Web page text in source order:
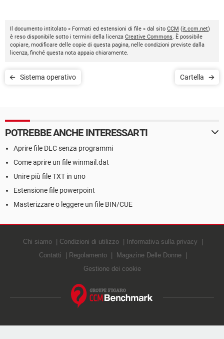
Il documento intitolato « Formati ed estensioni di file » dal sito CCM (it.ccm.net)
è reso disponibile sotto i termini della licenza Creative Commons. È possibile
copiare, modificare delle copie di questa pagina, nelle condizioni previste dalla
licenza, finché questa nota appaia chiaramente.
Sistema operativo Cartella
POTREBBE ANCHE INTERESSARTI
Aprire file DLC senza programmi
Come aprire un file winmail.dat
Unire più file TXT in uno
Estensione file powerpoint
Masterizzare o leggere un file BIN/CUE
Chi siamo Condizioni di utilizzo
Informativa sulla privacy
Contatti
Regolamento
Magazine Delle Donne
Gestione dei cookie